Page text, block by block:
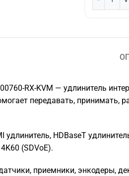
RX-KVM — удлинитель
передавать,
HDBaseT
(SDVoE).
приемники, энкодеры,